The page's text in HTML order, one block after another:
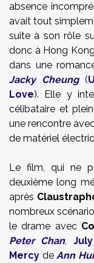
absence
avait tout
suite à son rôle
donc à Hong
dans une
Jacky Cheung(
Love). Elle y
célibataire et
une rencontre
de matériel
Le film, qui ne
deuxième long
après
nombreux
le drame avec
Peter Chan,
Mercy deAnn Hui